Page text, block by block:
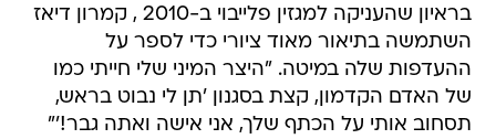
בראיון שהעניקה למגזין פלייבוי ב-2010 , קמרון דיאז
השתמשה בתיאור מאוד ציורי כדי לספר על
ההעדפות שלה במיטה. "היצר המיני שלי חייתי כמו
של האדם הקדמון, קצת בסגנון 'תן לי נבוט בראש,
תסחוב אותי על הכתף שלך, אני אישה ואתה גבר!'"